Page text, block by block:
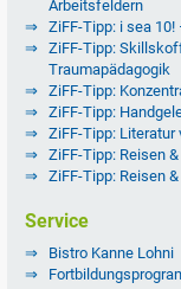
Arbeitsfeldern
ZiFF-Tipp: i sea
ZiFF-Tipp:
Traumapädagogik
ZiFF-Tipp:
ZiFF-Tipp:
ZiFF-Tipp: Literatur
ZiFF-Tipp: Reisen
ZiFF-Tipp: Reisen
Service
Bistro Kanne Lohni